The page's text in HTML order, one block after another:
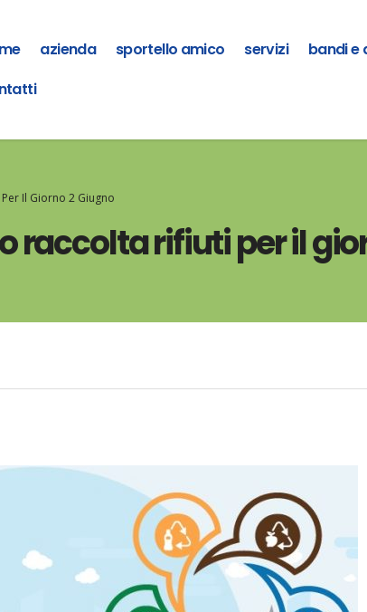
azienda sportello amico servizi bandi e
Il Giorno 2 Giugno
raccolta rifiuti per il